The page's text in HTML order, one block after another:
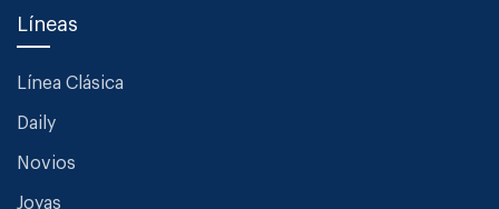
Líneas
Línea Clásica
Daily
Novios
Joyas